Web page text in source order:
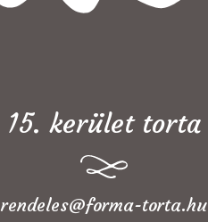
15. kerület torta
rendeles@forma-torta.hu